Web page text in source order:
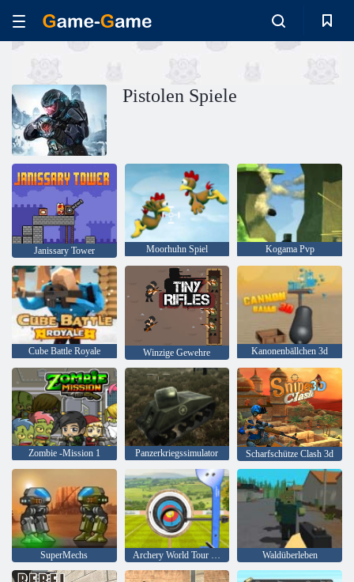
Pistolen Spiele
Janissary Tower Moorhuhn Spiel Kogama Pvp
Cube Battle Royale Winzige Gewehre Kanonenbällchen 3d
Zombie -Mission 1 Panzerkriegssimulator Scharfschütze Clash 3d
SuperMechs Archery World Tour - Highscore Bogenschießen 3D Waldüberleben